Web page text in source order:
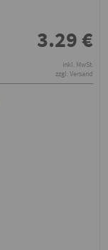
3.29€
inkl. MwSt.
zzgl. Versand